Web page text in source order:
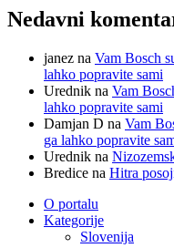
Nedavni
janez na Vam Bosch
lahko popravite sami
Urednik na Vam
lahko popravite sami
Damjan D na Vam
ga lahko popravite
Urednik na
Bredice na Hitra
O portalu
Kategorije
Slovenija